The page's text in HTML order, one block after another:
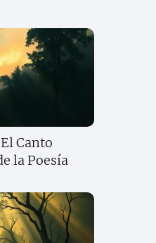
Canto
la Poesía